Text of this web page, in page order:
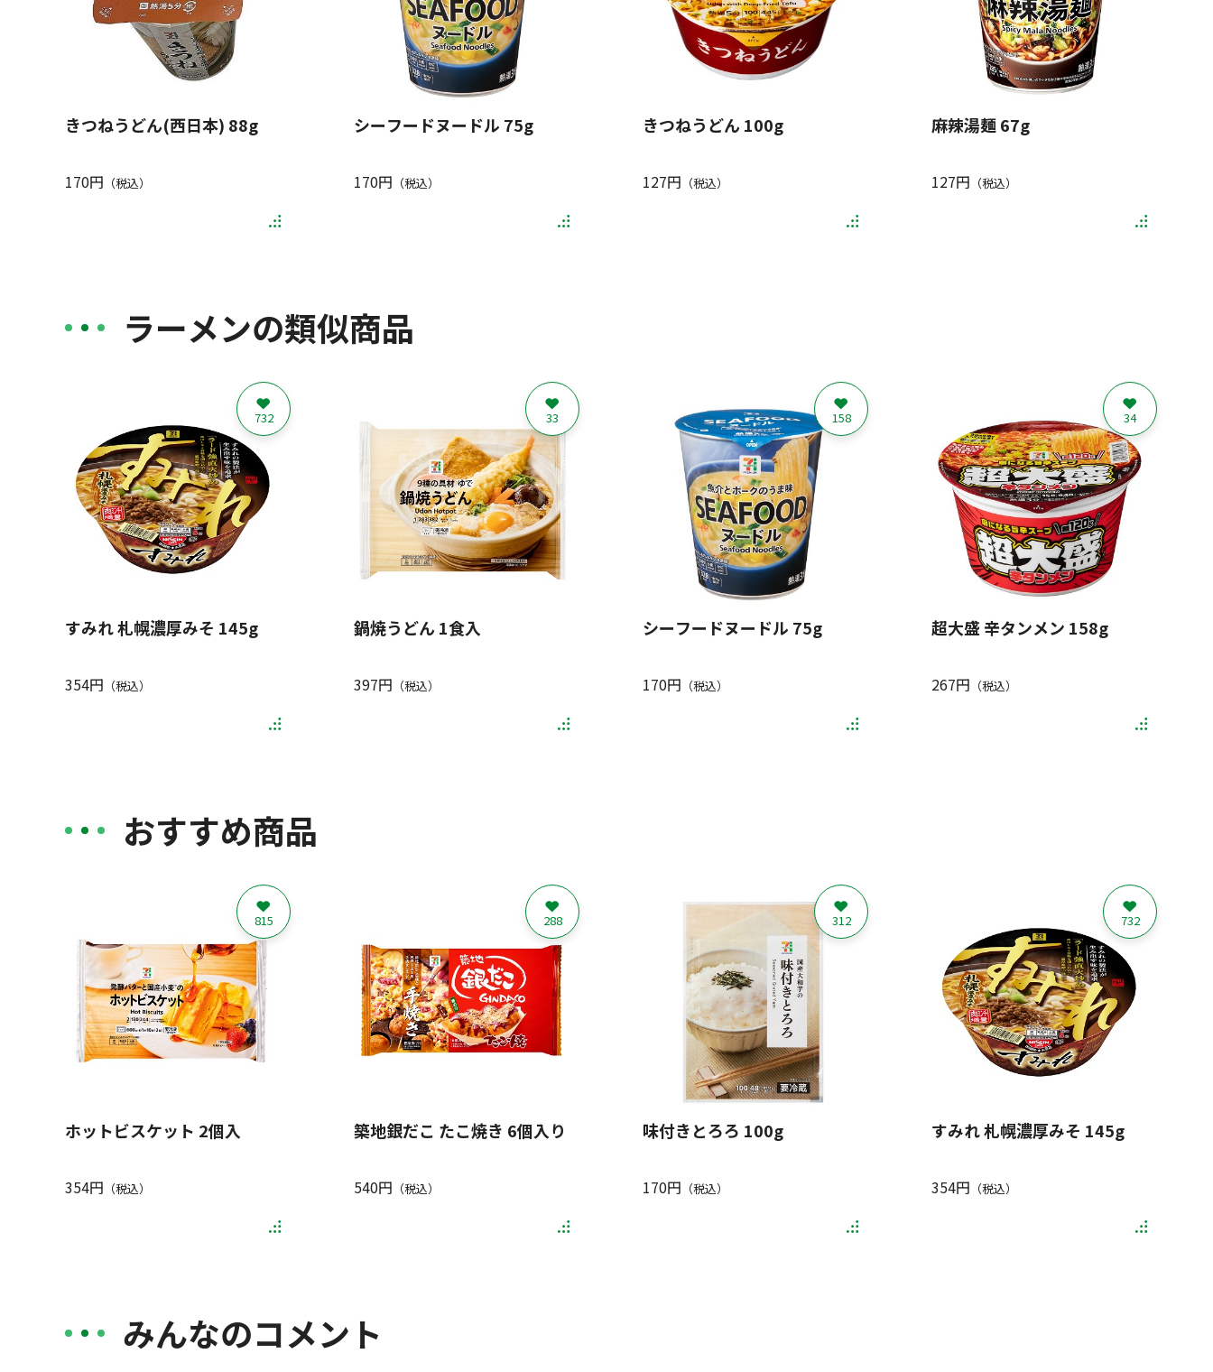
きつねうどん(西日本) 88g
170円 （税込）
シーフードヌードル 75g
170円 （税込）
きつねうどん 100g
127円 （税込）
麻辣湯麺 67g
127円 （税込）
ラーメンの類似商品
すみれ 札幌濃厚みそ 145g
354円 （税込）
732
鍋焼うどん 1食入
397円 （税込）
33
シーフードヌードル 75g
170円 （税込）
158
超大盛 辛タンメン 158g
267円 （税込）
34
おすすめ商品
ホットビスケット 2個入
354円 （税込）
815
築地銀だこ たこ焼き 6個入り
540円 （税込）
288
味付きとろろ 100g
170円 （税込）
312
すみれ 札幌濃厚みそ 145g
354円 （税込）
732
みんなのコメント